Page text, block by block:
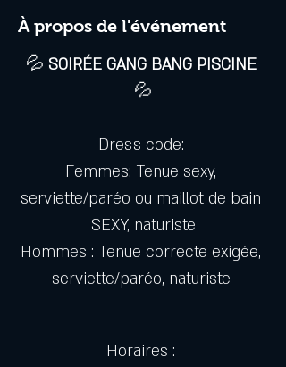
À propos de l'événement
💦 SOIRÉE GANG BANG PISCINE
💦
Dress code:
Femmes: Tenue sexy,
serviette/paréo ou maillot de bain
SEXY, naturiste
Hommes : Tenue correcte exigée,
serviette/paréo, naturiste
Horaires :